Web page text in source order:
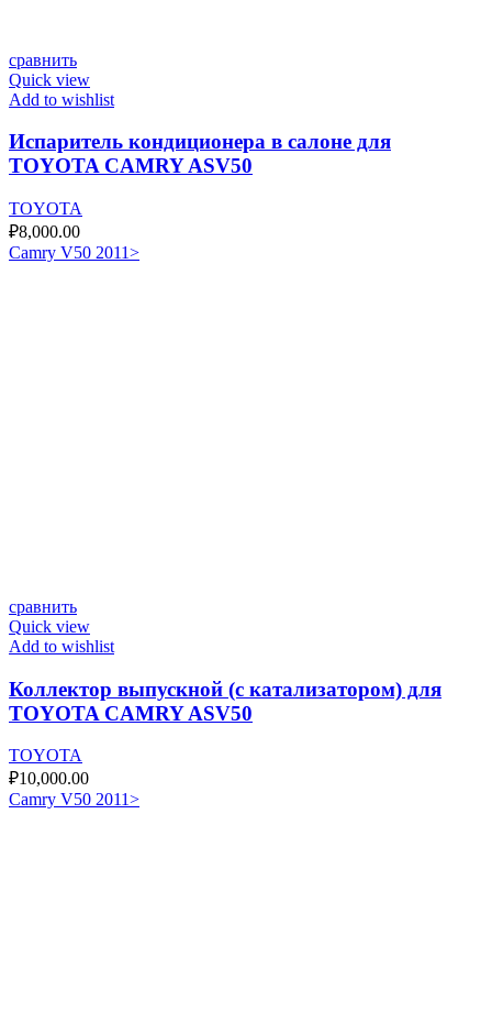
сравнить
Quick view
Add to wishlist
Испаритель кондиционера в салоне для
TOYOTA CAMRY ASV50
TOYOTA
₽8,000.00
Camry V50 2011>
сравнить
Quick view
Add to wishlist
Коллектор выпускной (с катализатором) для
TOYOTA CAMRY ASV50
TOYOTA
₽10,000.00
Camry V50 2011>